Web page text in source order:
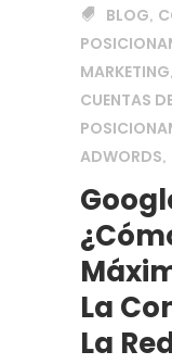
BLOG,
MARKETING,
CUENTAS
ADWORDS,
La
La